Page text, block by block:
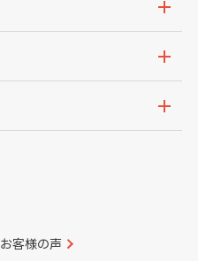
愛媛県
宮崎県
お客様の声